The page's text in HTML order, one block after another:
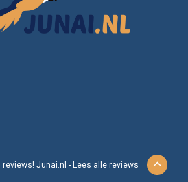
reviews! Junai.nl - Lees alle reviews